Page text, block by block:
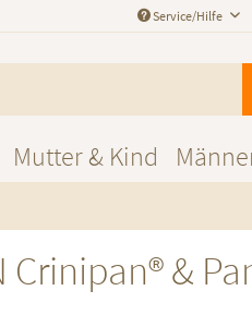
Service/Hilfe
Mutter & Kind
Crinipan® &